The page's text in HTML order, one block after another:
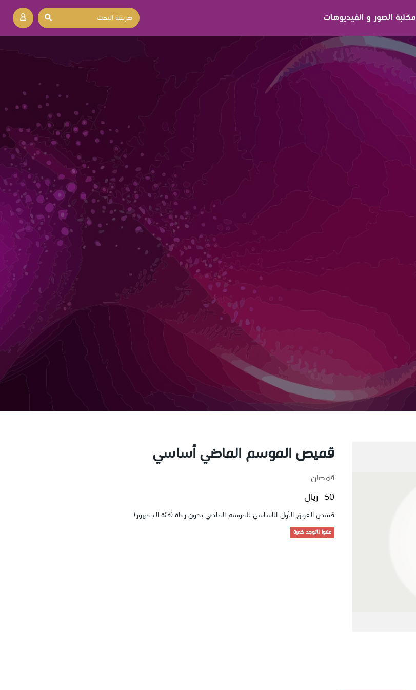
مكتبة الصور و الفيديوهات
قميص الموسم الماضي أساسي
قمصان
50 ريال
قميص الفريق الأول الأساسي للموسم الماضي بدون رعاة (فئة الجمهور)
عفوا لاتوجد كمية